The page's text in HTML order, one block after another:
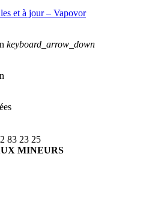
et à jour – Vapovor
keyboard_arrow_down
83 23 25
MINEURS